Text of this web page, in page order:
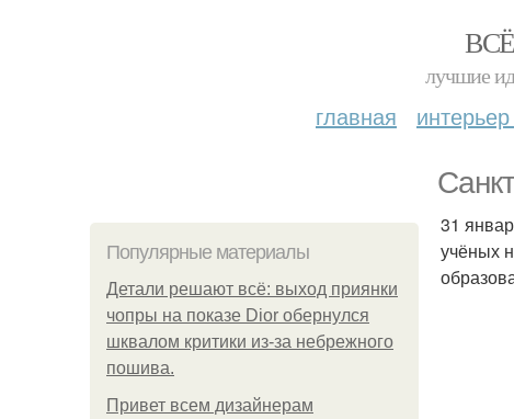
лучшие
главная
Популярные материалы
Детали решают всё: выход приянки
чопры на показе Dior обернулся
шквалом критики из-за небрежного
пошива.
Привет всем дизайнерам
31
учёных